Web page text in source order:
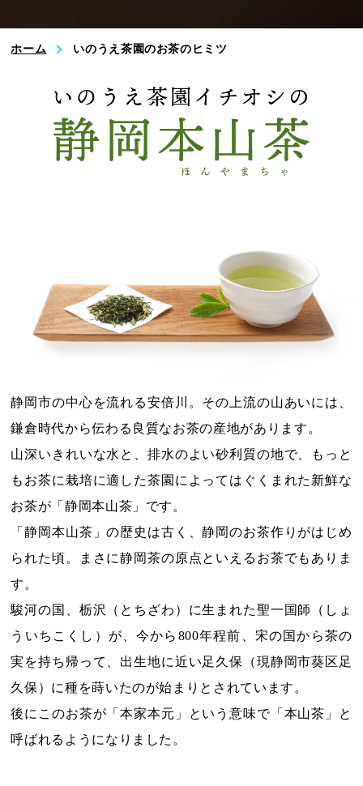
ホーム いのうえ茶園のお茶のヒミツ
静岡市の中心を流れる安倍川。その上流の山あいには、
鎌倉時代から伝わる良質なお茶の産地があります。
山深いきれいな水と、排水のよい砂利質の地で、もっと
もお茶に栽培に適した茶園によってはぐくまれた新鮮な
お茶が「静岡本山茶」です。
「静岡本山茶」の歴史は古く、静岡のお茶作りがはじめ
られた頃。まさに静岡茶の原点といえるお茶でもありま
す。
駿河の国、栃沢（とちざわ）に生まれた聖一国師（しょ
ういちこくし）が、今から800年程前、宋の国から茶の
実を持ち帰って、出生地に近い足久保（現静岡市葵区足
久保）に種を蒔いたのが始まりとされています。
後にこのお茶が「本家本元」という意味で「本山茶」と
呼ばれるようになりました。